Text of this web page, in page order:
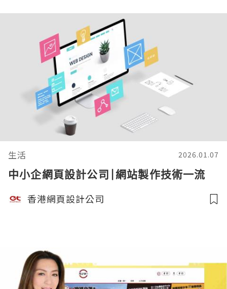
生活 2026.01.07
中小企網頁設計公司|網站製作技術一流
香港網頁設計公司